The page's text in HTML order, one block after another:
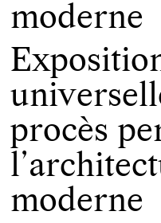
moderne
procès
moderne